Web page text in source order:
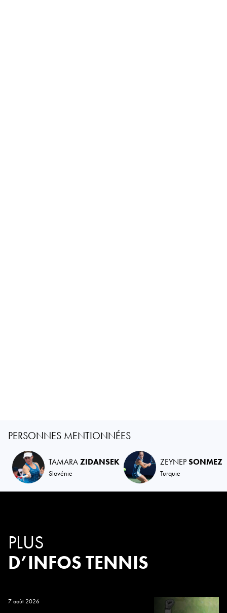
PERSONNES MENTIONNÉES
TAMARAZIDANSEK
Slovénie
ZEYNEPSONMEZ
Turquie
PLUS
D’INFOS TENNIS
7 août 2026